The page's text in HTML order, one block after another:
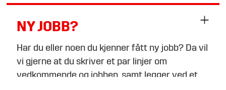
NY JOBB?
Har du eller noen du kjenner fått ny jobb? Da vil
vi gjerne at du skriver et par linjer om
vedkommende og jobben, samt legger ved et